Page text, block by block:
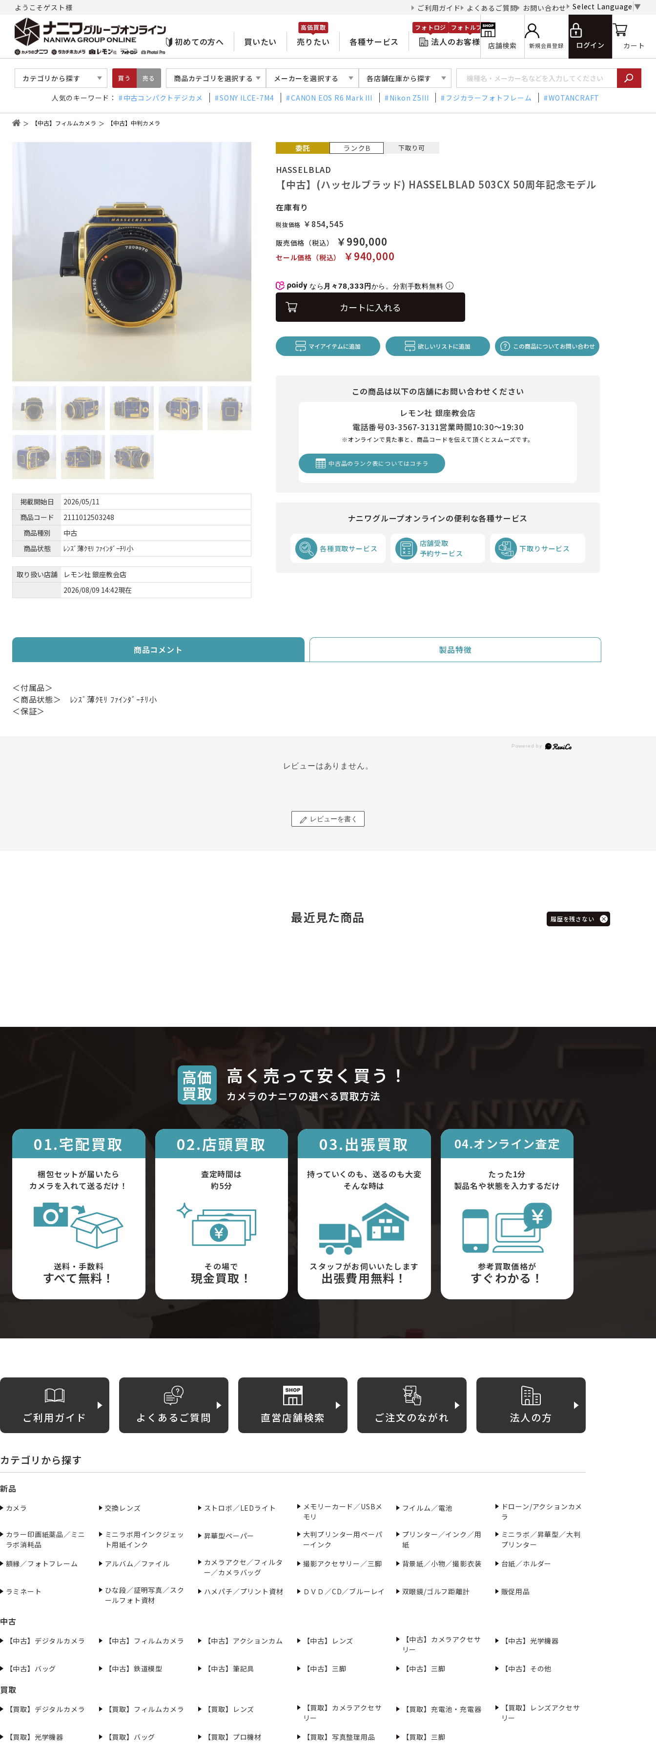
ようこそゲスト様 ご利用ガイド よくあるご質問 お問い合わせ Select Language ▼
初めての方へ 買いたい 売りたい
高価買取
各種サービス 法人のお客様
フォトロジ フォトルプロ
店舗検索 新規会員登録 ログイン カート
カテゴリから探す 買う 売る 商品カテゴリを選択する メーカーを選択する 各店舗在庫から探す
人気のキーワード： 中古コンパクトデジカメ SONY ILCE-7M4 CANON EOS R6 Mark III Nikon Z5III フジカラーフォトフレーム WOTANCRAFT
【中古】フィルムカメラ 【中古】中判カメラ
掲載開始日
2026/05/11
商品コード
2111012503248
商品種別
中古
商品状態
ﾚﾝｽﾞ薄ｸﾓﾘ ﾌｧｲﾝﾀﾞｰﾁﾘ小
取り扱い店舗
レモン社 銀座教会店
2026/08/09 14:42現在
HASSELBLAD
【中古】(ハッセルブラッド) HASSELBLAD 503CX 50周年記念モデル
在庫有り
税抜価格 ￥854,545
販売価格（税込） ￥990,000
セール価格（税込） ￥940,000
なら 月々78,333円から。分割手数料無料
カートに入れる
マイアイテムに追加 欲しいリストに追加 この商品についてお問い合わせ
この商品は以下の店舗にお問い合わせください
レモン社 銀座教会店
電話番号03-3567-3131営業時間10:30～19:30
※オンラインで見た事と、商品コードを伝えて頂くとスムーズです。
中古品のランク表についてはコチラ
ナニワグループオンラインの便利な各種サービス
各種買取サービス
店舗受取
予約サービス
下取りサービス
商品コメント 製品特徴
＜付属品＞
＜商品状態＞ ﾚﾝｽﾞ薄ｸﾓﾘ ﾌｧｲﾝﾀﾞｰﾁﾘ小
＜保証＞
レビューはありません。
レビューを書く
最近見た商品 履歴を残さない
高価
買取
高く売って安く買う！
カメラのナニワの選べる買取方法
01.宅配買取
梱包セットが届いたら
カメラを入れて送るだけ！
送料・手数料
すべて無料！
02.店頭買取
査定時間は
約5分
その場で
現金買取！
03.出張買取
持っていくのも、送るのも大変
そんな時は
スタッフがお伺いいたします
出張費用無料！
04.オンライン査定
たった1分
製品名や状態を入力するだけ
参考買取価格が
すぐわかる！
ご利用ガイド よくあるご質問 直営店舗検索 ご注文のながれ 法人の方
カテゴリから探す
新品
カメラ 交換レンズ ストロボ／LEDライト
メモリーカード／USBメ
モリ
フイルム／電池
ドローン/アクションカメ
ラ
カラー印画紙薬品／ミニ
ラボ消耗品
ミニラボ用インクジェッ
ト用紙インク
昇華型ペーパー
大判プリンター用ペーパ
ーインク
プリンター／インク／用
紙
ミニラボ／昇華型／大判
プリンター
額縁／フォトフレーム
アルバム／ファイル
カメラアクセ／フィルタ
ー／カメラバッグ
撮影アクセサリー／三脚 背景紙／小物／撮影衣装 台紙／ホルダー
ラミネート
ひな段／証明写真／スク
ールフォト資材
ハメパチ／プリント資材 ＤＶＤ／CD／ブルーレイ 双眼鏡/ゴルフ距離計 販促用品
中古
【中古】デジタルカメラ 【中古】フィルムカメラ 【中古】アクションカム 【中古】レンズ
【中古】カメラアクセサ
リー
【中古】光学機器
【中古】バッグ 【中古】鉄道模型 【中古】筆記具 【中古】三脚 【中古】三脚 【中古】その他
買取
【買取】デジタルカメラ 【買取】フィルムカメラ 【買取】レンズ
【買取】カメラアクセサ
リー
【買取】充電池・充電器
【買取】レンズアクセサ
リー
【買取】光学機器
【買取】バッグ 【買取】プロ機材 【買取】写真整理用品 【買取】三脚